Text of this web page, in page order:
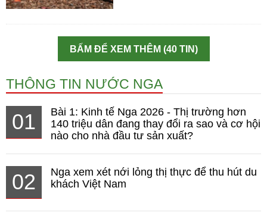
BẤM ĐỂ XEM THÊM (40 TIN)
THÔNG TIN NƯỚC NGA
01
Bài 1: Kinh tế Nga 2026 - Thị trường hơn
140 triệu dân đang thay đổi ra sao và cơ hội
nào cho nhà đầu tư sản xuất?
02
Nga xem xét nới lỏng thị thực để thu hút du
khách Việt Nam